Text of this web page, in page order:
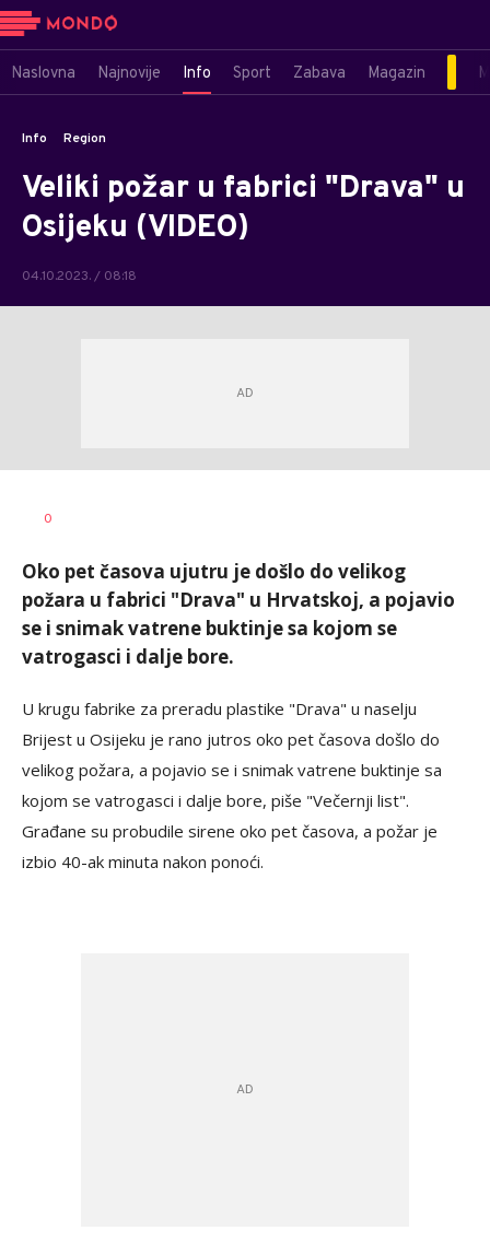
Naslovna Najnovije Info Sport Zabava Magazin
Info Region
Veliki požar u fabrici "Drava" u
Osijeku (VIDEO)
04.10.2023. / 08:18
AUTOR
0
Oko pet časova ujutru je došlo do velikog
požara u fabrici "Drava" u Hrvatskoj, a pojavio
se i snimak vatrene buktinje sa kojom se
vatrogasci i dalje bore.
U krugu fabrike za preradu plastike "Drava" u naselju
Brijest u Osijeku je rano jutros oko pet časova došlo do
velikog požara, a pojavio se i snimak vatrene buktinje sa
kojom se vatrogasci i dalje bore, piše "Večernji list".
Građane su probudile sirene oko pet časova, a požar je
izbio 40-ak minuta nakon ponoći.